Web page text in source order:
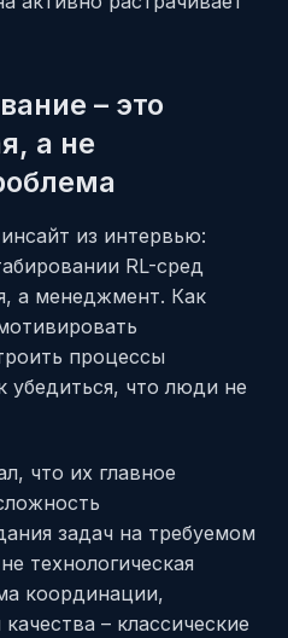
– это
а не
из интервью:
RL-сред
а менеджмент. Как
процессы
убедиться, что люди не
что их главное
задач на требуемом
технологическая
координации,
– классические